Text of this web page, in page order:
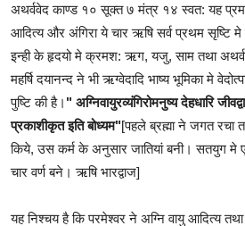
अथर्ववेद काण्ड १० सूक्त ७ मंत्र १४ स्वत: यह
आदित्य और अंगिरा ये चार ऋषि सर्व प्रथम सृष्टि मे
इन्ही के हृदयो मे क्रमश: ऋग, यजु, साम तथा
महर्षि दयानन्द ने भी ऋग्वेदादि भाष्य भूमिका मे
पुष्टि की है। " अग्निवायुरव्यंगिरोमनुष्य देहधारि
प्रकाशीकृत इति बोध्यम"[पहले ब्रह्मा ने जगत रचा
किये, उस कर्म के अनुसार जातियां बनी। सतयुग मे
चार वर्ण बने। ऋषि भारद्वाज]
यह निश्चय है कि परमेश्वर ने अग्नि वायु आदित्य तथा